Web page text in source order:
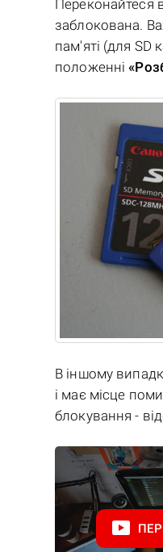
Переконайтеся
заблокована.
пам'яті (для SD
положенні
В іншому
і має місце
блокування -